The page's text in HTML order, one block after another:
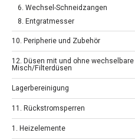
6. Wechsel-Schneidzangen
8. Entgratmesser
10. Peripherie und Zubehör
12. Düsen mit und ohne
Misch/Filterdüsen
Lagerbereinigung
11. Rückstromsperren
1. Heizelemente